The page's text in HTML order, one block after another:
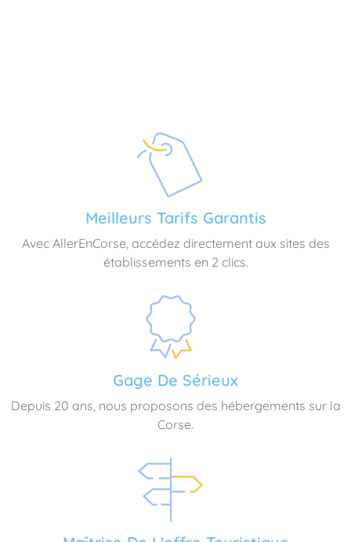
Meilleurs Tarifs Garantis
Avec AllerEnCorse, accédez directement aux sites des
établissements en 2 clics.
Gage De Sérieux
Depuis 20 ans, nous proposons des hébergements sur la
Corse.